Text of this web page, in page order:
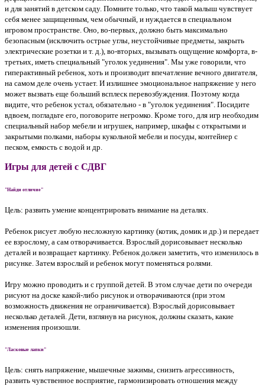
и для занятий в детском саду. Помните только, что такой малыш чувствует
себя менее защищенным, чем обычный, и нуждается в специальном
игровом пространстве. Оно, во-первых, должно быть максимально
безопасным (исключить острые углы, неустойчивые предметы, закрыть
электрические розетки и т. д.), во-вторых, вызывать ощущение комфорта, в-
третьих, иметь специальный "уголок уединения". Мы уже говорили, что
гиперактивный ребенок, хоть и производит впечатление вечного двигателя,
на самом деле очень устает. И излишнее эмоциональное напряжение у него
может вызвать еще больший всплеск перевозбуждения. Поэтому когда
видите, что ребенок устал, обязательно - в "уголок уединения". Посидите
вдвоем, погладьте его, поговорите негромко. Кроме того, для игр необходим
специальный набор мебели и игрушек, например, шкафы с открытыми и
закрытыми полками, наборы кукольной мебели и посуды, контейнер с
песком, емкость с водой и др.
Игры для детей с СДВГ
"Найди отличие"
Цель: развить умение концентрировать внимание на деталях.
Ребенок рисует любую несложную картинку (котик, домик и др.) и передает
ее взрослому, а сам отворачивается. Взрослый дорисовывает несколько
деталей и возвращает картинку. Ребенок должен заметить, что изменилось в
рисунке. Затем взрослый и ребенок могут поменяться ролями.
Игру можно проводить и с группой детей. В этом случае дети по очереди
рисуют на доске какой-либо рисунок и отворачиваются (при этом
возможность движения не ограничивается). Взрослый дорисовывает
несколько деталей. Дети, взглянув на рисунок, должны сказать, какие
изменения произошли.
"Ласковые лапки"
Цель: снять напряжение, мышечные зажимы, снизить агрессивность,
развить чувственное восприятие, гармонизировать отношения между